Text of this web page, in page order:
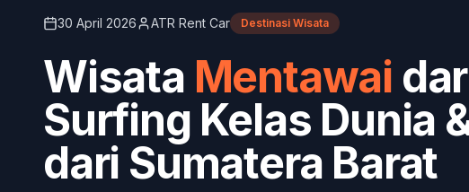
30 April 2026 ATR Rent Car Destinasi Wisata
Wisata Mentawai
Surfing Kelas Dunia
dari Sumatera Barat